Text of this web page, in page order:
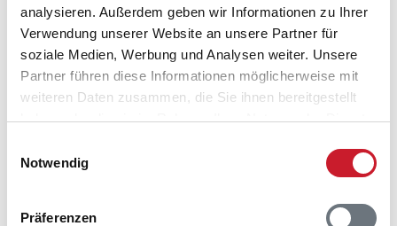
analysieren. Außerdem geben wir Informationen zu Ihrer
Verwendung unserer Website an unsere Partner für
soziale Medien, Werbung und Analysen weiter. Unsere
Partner führen diese Informationen möglicherweise mit
weiteren Daten zusammen, die Sie ihnen bereitgestellt
haben oder die sie im Rahmen Ihrer Nutzung der Dienste
Notwendig
Präferenzen
Adresse
Ferienhaus 60307
Lille Strandvej 22
Blåvand